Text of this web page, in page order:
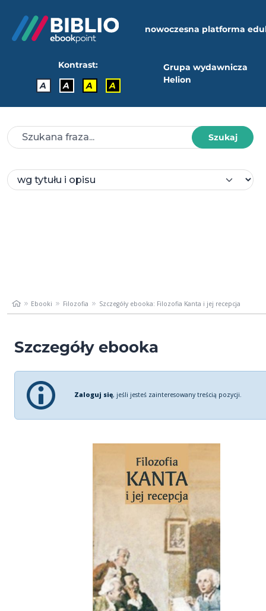
nowoczesna platforma
Kontrast:
A
A A A
Grupa wydawnicza
Helion
Szukaj
Ebooki Filozofia Szczegóły ebooka: Filozofia Kanta i jej recepcja
Szczegóły ebooka
Zaloguj się, jeśli jesteś zainteresowany treścią pozycji.